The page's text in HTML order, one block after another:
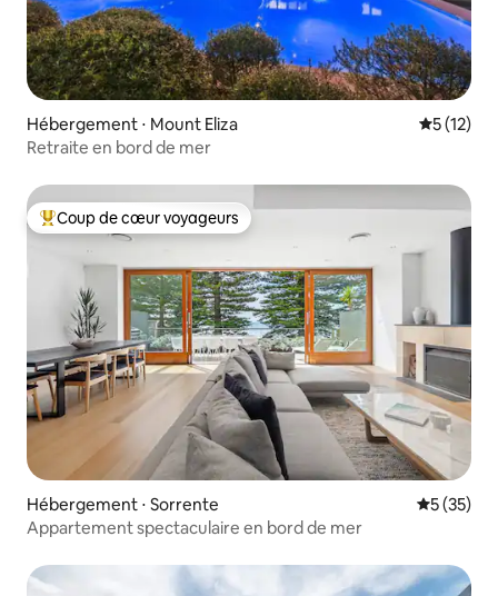
Hébergement ⋅ Mount Eliza
5 (12)
Retraite en bord de mer
Coups de cœur voyageurs les plus appréciés
Coup de cœur voyageurs
Hébergement ⋅ Sorrente
5 (35)
Appartement spectaculaire en bord de mer